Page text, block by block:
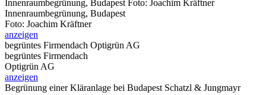
Innenraumbegrünung, Budapest Foto: Joachim Kräftner
Innenraumbegrünung, Budapest
Foto: Joachim Kräftner
anzeigen
begrüntes Firmendach Optigrün AG
begrüntes Firmendach
Optigrün AG
anzeigen
Begrünung einer Kläranlage bei Budapest Schatzl & Jungmayr